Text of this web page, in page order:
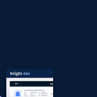
Initial
count, and